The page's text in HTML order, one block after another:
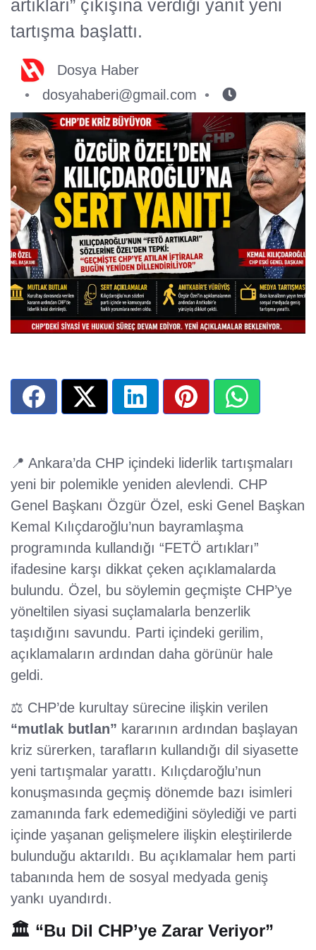
artıkları” çıkışına verdiği yanıt yeni
tartışma başlattı.
Dosya Haber
dosyahaberi@gmail.com
📍 Ankara’da CHP içindeki liderlik tartışmaları
yeni bir polemikle yeniden alevlendi. CHP
Genel Başkanı Özgür Özel, eski Genel Başkan
Kemal Kılıçdaroğlu’nun bayramlaşma
programında kullandığı “FETÖ artıkları”
ifadesine karşı dikkat çeken açıklamalarda
bulundu. Özel, bu söylemin geçmişte CHP’ye
yöneltilen siyasi suçlamalarla benzerlik
taşıdığını savundu. Parti içindeki gerilim,
açıklamaların ardından daha görünür hale
geldi.
⚖️ CHP’de kurultay sürecine ilişkin verilen
“mutlak butlan” kararının ardından başlayan
kriz sürerken, tarafların kullandığı dil siyasette
yeni tartışmalar yarattı. Kılıçdaroğlu’nun
konuşmasında geçmiş dönemde bazı isimleri
zamanında fark edemediğini söylediği ve parti
içinde yaşanan gelişmelere ilişkin eleştirilerde
bulunduğu aktarıldı. Bu açıklamalar hem parti
tabanında hem de sosyal medyada geniş
yankı uyandırdı.
🏛️ “Bu Dil CHP’ye Zarar Veriyor”